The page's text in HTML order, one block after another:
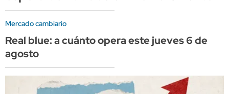
Mercado cambiario
Real blue: a cuánto opera este jueves 6 de
agosto